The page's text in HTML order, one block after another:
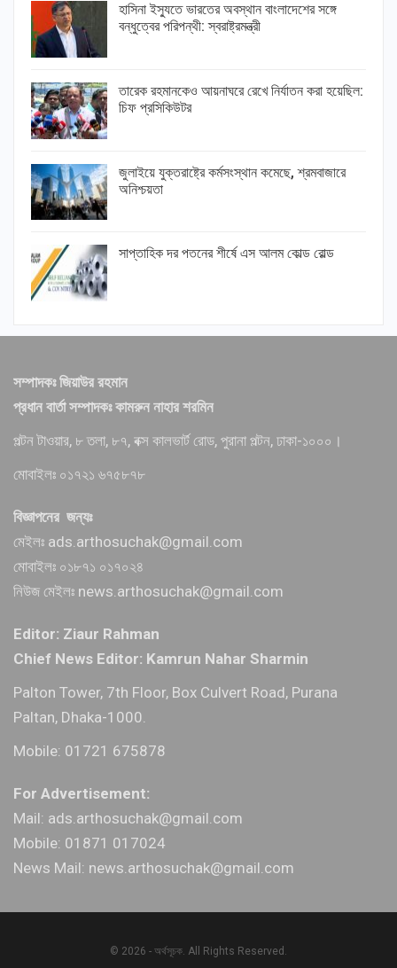
হাসিনা ইস্যুতে ভারতের অবস্থান বাংলাদেশের সঙ্গে
বন্ধুত্বের পরিপন্থী: স্বরাষ্ট্রমন্ত্রী
তারেক রহমানকেও আয়নাঘরে রেখে নির্যাতন করা হয়েছিল:
চিফ প্রসিকিউটর
জুলাইয়ে যুক্তরাষ্ট্রে কর্মসংস্থান কমেছে, শ্রমবাজারে
অনিশ্চয়তা
সাপ্তাহিক দর পতনের শীর্ষে এস আলম কোল্ড রোল্ড
সম্পাদকঃ জিয়াউর রহমান
প্রধান বার্তা সম্পাদকঃ কামরুন নাহার শরমিন
পল্টন টাওয়ার, ৮ তলা, ৮৭, বক্স কালভার্ট রোড, পুরানা পল্টন, ঢাকা-১০০০।
মোবাইলঃ ০১৭২১ ৬৭৫৮৭৮
বিজ্ঞাপনের জন্যঃ
মেইলঃ ads.arthosuchak@gmail.com
মোবাইলঃ ০১৮৭১ ০১৭০২৪
নিউজ মেইলঃ news.arthosuchak@gmail.com
Editor: Ziaur Rahman
Chief News Editor: Kamrun Nahar Sharmin
Palton Tower, 7th Floor, Box Culvert Road, Purana
Paltan, Dhaka-1000.
Mobile: 01721 675878
For Advertisement:
Mail: ads.arthosuchak@gmail.com
Mobile: 01871 017024
News Mail: news.arthosuchak@gmail.com
© 2026 - অর্থসূচক. All Rights Reserved.